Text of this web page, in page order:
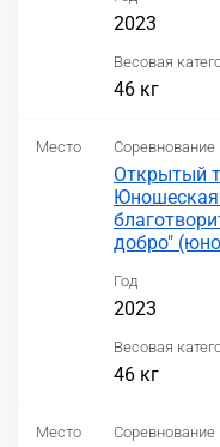
2023
Весовая
46 кг
Место Соревнование
Открытый
Юношеская
добро"
Год
2023
Весовая
46 кг
Место Соревнование